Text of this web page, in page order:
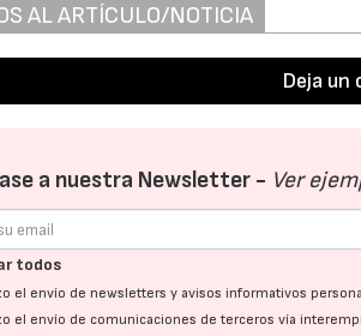
AL ARTÍCULO/NOTICIA
Deja un
a nuestra Newsletter - Ver
todos
el envío de newsletters y avisos informativos
el envío de comunicaciones de terceros vía